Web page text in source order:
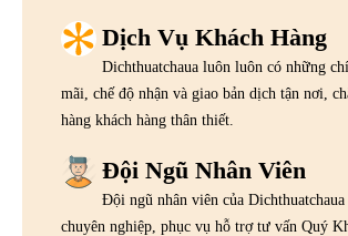
Dịch Vụ Khách Hàng
Dichthuatchaua luôn luôn có những
mãi, chế độ nhận và giao bản dịch tận nơi,
hàng khách hàng thân thiết.
Đội Ngũ Nhân Viên
Đội ngũ nhân viên của
chuyên nghiệp, phục vụ hỗ trợ tư vấn Quý